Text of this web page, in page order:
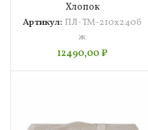
Хлопок
Артикул: ПЛ-ТМ-210х240б
ж
12490,00₽